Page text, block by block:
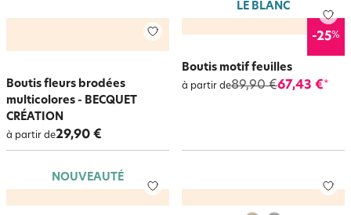
Boutis fleurs brodées
multicolores - BECQUET
CRÉATION
à partir de29,90 €
LE BLANC
-25%
Boutis motif feuilles
à partir de89,90 €67,43 €*
NOUVEAUTÉ